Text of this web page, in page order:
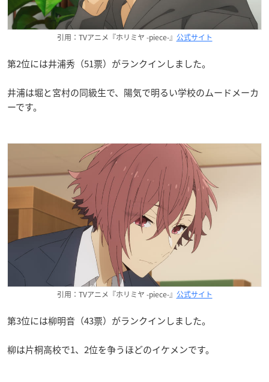
引用：TVアニメ『ホリミヤ -piece-』 公式サイト
第2位には井浦秀（51票）がランクインしました。
井浦は堀と宮村の同級生で、陽気で明るい学校のムードメーカ
ーです。
引用：TVアニメ『ホリミヤ -piece-』 公式サイト
第3位には柳明音（43票）がランクインしました。
柳は片桐高校で1、2位を争うほどのイケメンです。